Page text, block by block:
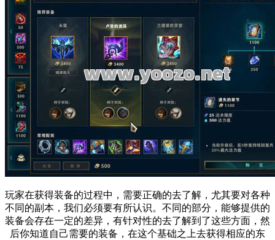
玩家在获得装备的过程中，需要正确的去了解，尤其要对各种
不同的副本，我们必须要有所认识。不同的部分，能够提供的
装备会存在一定的差异，有针对性的去了解到了这些方面，然
后你知道自己需要的装备，在这个基础之上去获得相应的东